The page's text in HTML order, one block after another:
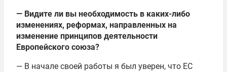
— Видите ли вы необходимость в каких-либо
изменениях, реформах, направленных на
изменение принципов деятельности
Европейского союза?
— В начале своей работы я был уверен, что ЕС